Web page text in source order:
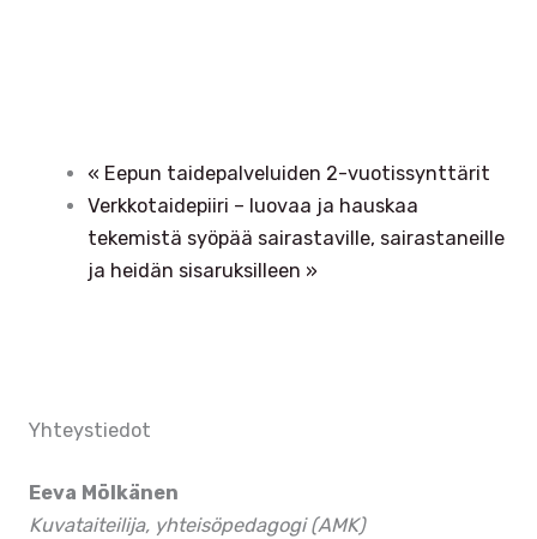
« Eepun taidepalveluiden 2-vuotissynttärit
Verkkotaidepiiri – luovaa ja hauskaa
tekemistä syöpää sairastaville, sairastaneille
ja heidän sisaruksilleen »
Yhteystiedot
Eeva Mölkänen
Kuvataiteilija, yhteisöpedagogi (AMK)